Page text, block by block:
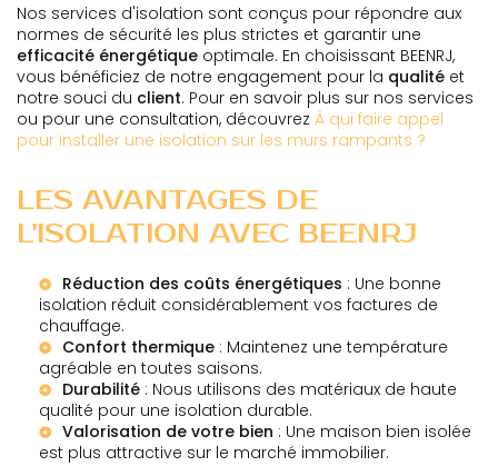
Nos services d'isolation sont conçus pour répondre aux
normes de sécurité les plus strictes et garantir une
efficacité énergétique optimale. En choisissant BEENRJ,
vous bénéficiez de notre engagement pour la qualité et
notre souci du client. Pour en savoir plus sur nos services
ou pour une consultation, découvrez À qui faire appel
pour installer une isolation sur les murs rampants ?
LES AVANTAGES DE
L'ISOLATION AVEC BEENRJ
Réduction des coûts énergétiques : Une bonne
isolation réduit considérablement vos factures de
chauffage.
Confort thermique : Maintenez une température
agréable en toutes saisons.
Durabilité : Nous utilisons des matériaux de haute
qualité pour une isolation durable.
Valorisation de votre bien : Une maison bien isolée
est plus attractive sur le marché immobilier.